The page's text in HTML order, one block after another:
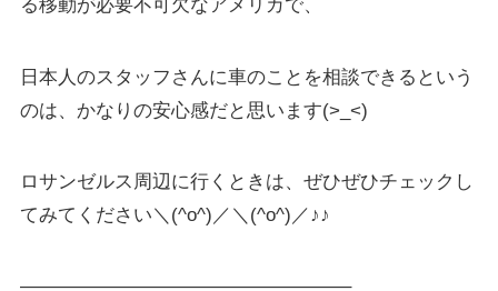
る移動が必要不可欠なアメリカで、
日本人のスタッフさんに車のことを相談できるという
のは、かなりの安心感だと思います(>_<)
ロサンゼルス周辺に行くときは、ぜひぜひチェックし
てみてください＼(^o^)／＼(^o^)／♪♪
—————————————————–